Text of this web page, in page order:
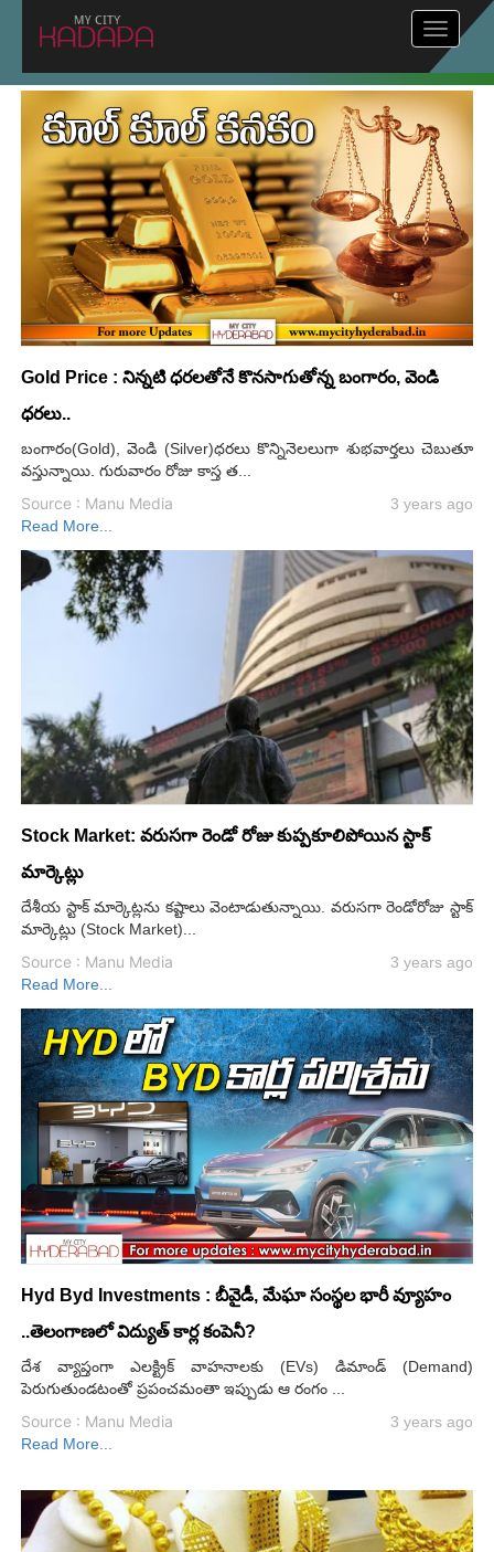
Toggle
Gold Price : నిన్నటి ధరలతోనే కొనసాగుతోన్న బంగారం, వెండి
ధరలు..
బంగారం(Gold), వెండి (Silver)ధరలు కొన్నినెలలుగా శుభవార్తలు చెబుతూ
వస్తున్నాయి. గురువారం రోజు కాస్త త...
Source : Manu Media
3 years ago
Read More...
Stock Market: వరుసగా రెండో రోజు కుప్పకూలిపోయిన స్టాక్
మార్కెట్లు
దేశీయ స్టాక్ మార్కెట్లను కష్టాలు వెంటాడుతున్నాయి. వరుసగా రెండోరోజు స్టాక్
మార్కెట్లు (Stock Market)...
Source : Manu Media
3 years ago
Read More...
Hyd Byd Investments : బీవైడీ, మేఘా సంస్థల భారీ వ్యూహం
..తెలంగాణలో విద్యుత్ కార్ల కంపెనీ?
దేశ వ్యాప్తంగా ఎలక్ట్రిక్ వాహనాలకు (EVs) డిమాండ్ (Demand)
పెరుగుతుండటంతో ప్రపంచమంతా ఇప్పుడు ఆ రంగం ...
Source : Manu Media
3 years ago
Read More...